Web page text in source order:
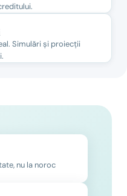
Simulări și proiecții
nu la noroc